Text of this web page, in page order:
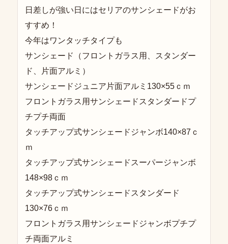
日差しが強い日にはセリアのサンシェードがお
すすめ！
今年はワンタッチタイプも
サンシェード（フロントガラス用、スタンダー
ド、片面アルミ）
サンシェードジュニア片面アルミ130×55ｃｍ
フロントガラス用サンシェードスタンダードプ
チプチ両面
タッチアップ式サンシェードジャンボ140×87ｃ
ｍ
タッチアップ式サンシェードスーパージャンボ
148×98ｃｍ
タッチアップ式サンシェードスタンダード
130×76ｃｍ
フロントガラス用サンシェードジャンボプチプ
チ両面アルミ